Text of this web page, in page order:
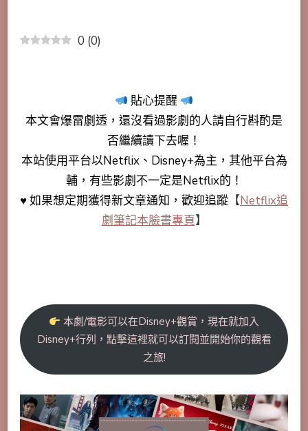
0 (0)
貼心提醒
本文會爆雷劇透 ，還沒看過影劇的人請自行斟酌是
否繼續讀下去喔！
本站使用平台以Netflix、Disney+為主，其他平台為
輔，有些影劇不一定是Netflix的！
♥ 如果想定期獲得新文章通知，歡迎追蹤 【Netflix追
劇筆記本臉書專頁】
本劇/電影可以在Disney+觀賞，現在就加入
Disney+行列，點擊這裡就可以訂閱並開始你的觀看
之旅!